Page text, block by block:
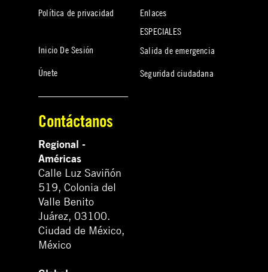
Política de privacidad
Inicio De Sesión
Únete
Enlaces
ESPECIALES
Salida de emergencia
Seguridad ciudadana
Contáctanos
Regional -
Américas
Calle Luz Saviñón
519, Colonia del
Valle Benito
Juárez, 03100.
Ciudad de México,
México